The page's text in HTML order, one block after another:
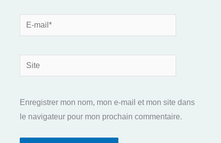
E-
mail*
Site
Enregistrer mon nom, mon e-mail et mon site dans
le navigateur pour mon prochain commentaire.